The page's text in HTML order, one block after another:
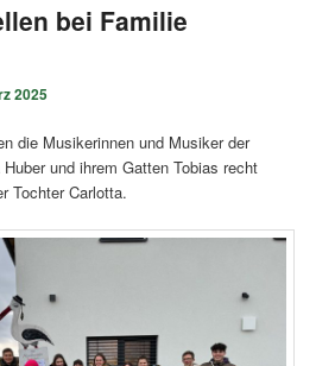
bei Familie
2025
die Musikerinnen und Musiker der
und ihrem Gatten Tobias recht
Tochter Carlotta.